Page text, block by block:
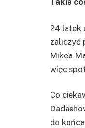
Takie
24 latek
zaliczyć
Mike’a
więc
Co
do